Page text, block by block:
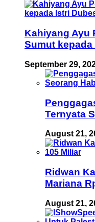
Kahiyang Ayu
Sumut kepada
September 29,
Ternyata
August 21,
Ridwan
Mariana
August 21,